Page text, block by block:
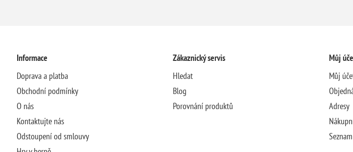
Informace
Doprava a platba
Obchodní podmínky
O nás
Kontaktujte nás
Odstoupení od smlouvy
Zákaznický servis
Hledat
Blog
Porovnání produktů
Můj
Můj
Adresy